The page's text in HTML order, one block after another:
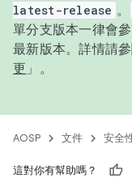
latest-release 。
單分支版本一律會
最新版本。詳情請參
更 」。
AOSP 文件 安全
這對你有幫助嗎？